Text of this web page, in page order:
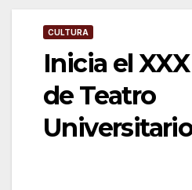
CULTURA
Inicia el
de Teatro